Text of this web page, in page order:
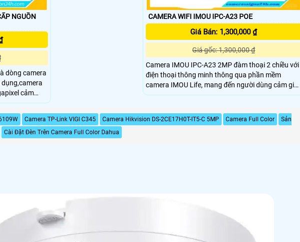
dòng camera
cảm
cố định 3
CAMERA WIFI IMOU IPC-A23 POE
Giá Bán: 1,300,000 ₫
Giá gốc: 1,300,000 ₫
Camera IMOU IPC-A23 2MP đàm thoại 2 chiều với
điện thoại thông minh thông qua phần mềm
camera IMOU Life, mang đến người dùng cảm
gần gũi gia đình mỗi khi đi công tác xa nhà.
1080P nhờ ống kính 2.
Camera TP-Link VIGI C345 Camera Hikvision DS-2CE17H0T-IT5-C 5MP Camera Full Color
Sản
Cài Đặt Đèn Trên Camera Full Color Dahua